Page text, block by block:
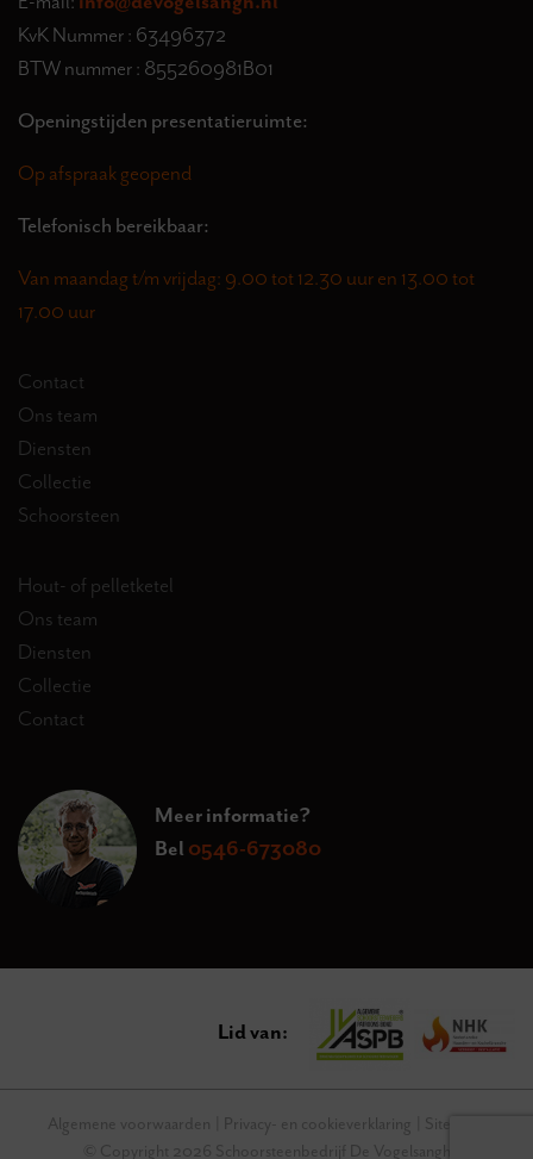
KvK Nummer : 63496372
BTW nummer : 855260981B01
Openingstijden presentatieruimte:
Op afspraak geopend
Telefonisch bereikbaar:
Van maandag t/m vrijdag: 9.00 tot 12.30 uur en 13.00 tot
17.00 uur
Contact
Ons team
Diensten
Collectie
Schoorsteen
Hout- of pelletketel
Ons team
Diensten
Collectie
Contact
Meer informatie?
Bel 0546-673080
Lid van:
Algemene voorwaarden Privacy- en cookieverklaring
Sitemap
© Copyright 2026 Schoorsteenbedrijf De Vogelsangh